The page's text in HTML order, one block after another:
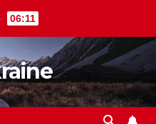
06:11